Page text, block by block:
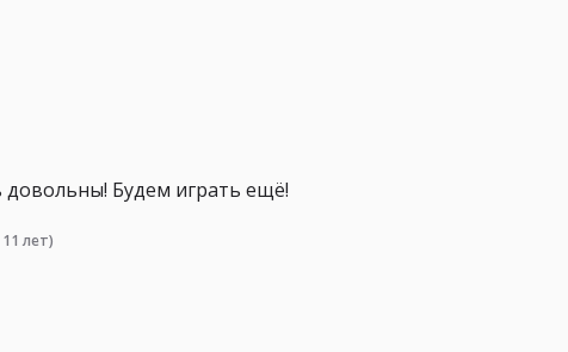
довольны! Будем играть ещё!
лет)